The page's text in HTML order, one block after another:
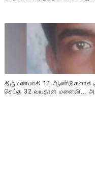
திருமணமாகி 11 ஆண்டுகளாக
செய்த 32 வயதான மனைவி...